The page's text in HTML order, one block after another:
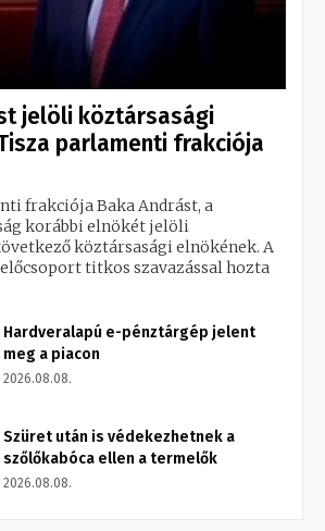
jelöli köztársasági
parlamenti frakciója
frakciója Baka Andrást, a
korábbi elnökét jelöli
köztársasági elnökének. A
titkos szavazással hozta
Hardveralapú e-pénztárgép jelent
meg a piacon
2026.08.08.
Szüret után is védekezhetnek a
szőlőkabóca ellen a termelők
2026.08.08.